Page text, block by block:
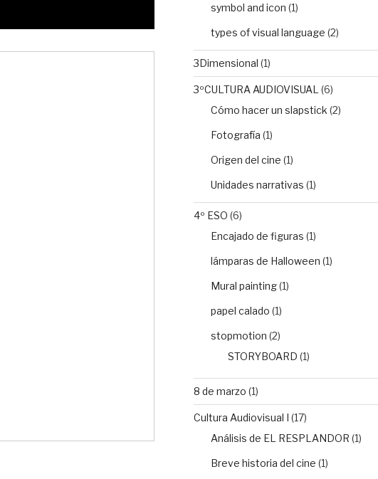
symbol and icon (1)
types of visual language (2)
3Dimensional (1)
3ºCULTURA AUDIOVISUAL (6)
Cómo hacer un slapstick (2)
Fotografía (1)
Origen del cine (1)
Unidades narrativas (1)
4º ESO (6)
Encajado de figuras (1)
lámparas de Halloween (1)
Mural painting(1)
papel calado (1)
stopmotion (2)
STORYBOARD (1)
8 de marzo (1)
Cultura Audiovisual I (17)
Análisis de EL RESPLANDOR (1)
Breve historia del cine (1)